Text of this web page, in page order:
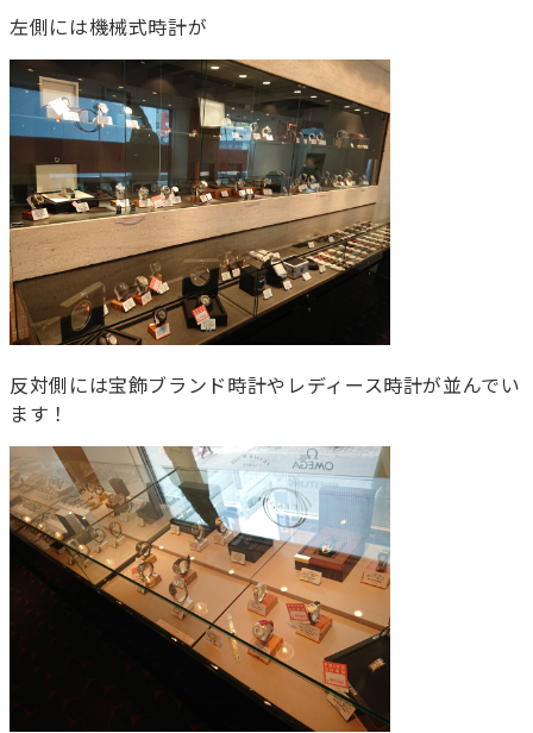
左側には機械式時計が
反対側には宝飾ブランド時計やレディース時計が並んでい
ます！